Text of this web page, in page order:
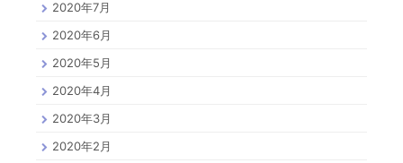
2020年7月
2020年6月
2020年5月
2020年4月
2020年3月
2020年2月